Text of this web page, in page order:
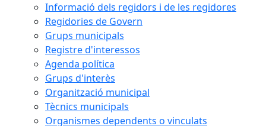
Informació dels regidors i de les regidores
Regidories de Govern
Grups municipals
Registre d'interessos
Agenda política
Grups d'interès
Organització municipal
Tècnics municipals
Organismes dependents o vinculats